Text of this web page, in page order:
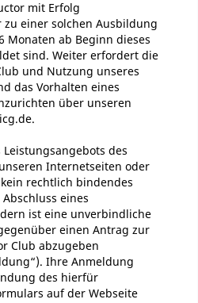
mit Erfolg
einer solchen Ausbildung
Monaten ab Beginn dieses
sind. Weiter erfordert die
und Nutzung unseres
das Vorhalten eines
über unseren
des
Internetseiten oder
rechtlich bindendes
eines
ist eine unverbindliche
einen Antrag zur
Club abzugeben
Ihre Anmeldung
des hierfür
auf der Webseite